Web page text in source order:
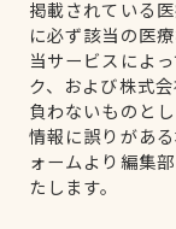
掲載されている
に必ず該当の医
当サービスによ
ク、および株式
負わないものとし
情報に誤りがあ
ォームより編集
たします。